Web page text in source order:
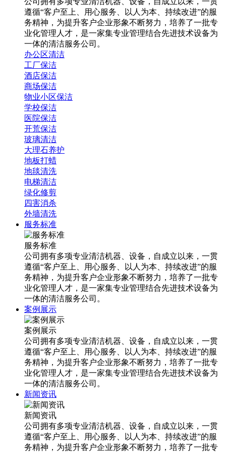
遵循“客户至上、用心服务、以人为本、持续改进”的服
务精神，为提升客户企业形象不断努力，培养了一批专
业化管理人才，是一家集专业管理结合先进技术设备为
一体的清洁服务公司。
办公区清洁
工厂保洁
酒店保洁
商场保洁
物业小区保洁
学校保洁
医院保洁
开荒保洁
玻璃清洁
大理石养护
地板打蜡
地毯清洗
电梯清洁
绿化修剪
四害消杀
外墙清洗
服务标准
服务标准
公司拥有多项专业清洁机器、设备，自成立以来，一贯
遵循“客户至上、用心服务、以人为本、持续改进”的服
务精神，为提升客户企业形象不断努力，培养了一批专
业化管理人才，是一家集专业管理结合先进技术设备为
一体的清洁服务公司。
案例展示
案例展示
公司拥有多项专业清洁机器、设备，自成立以来，一贯
遵循“客户至上、用心服务、以人为本、持续改进”的服
务精神，为提升客户企业形象不断努力，培养了一批专
业化管理人才，是一家集专业管理结合先进技术设备为
一体的清洁服务公司。
新闻资讯
新闻资讯
公司拥有多项专业清洁机器、设备，自成立以来，一贯
遵循“客户至上、用心服务、以人为本、持续改进”的服
务精神，为提升客户企业形象不断努力，培养了一批专